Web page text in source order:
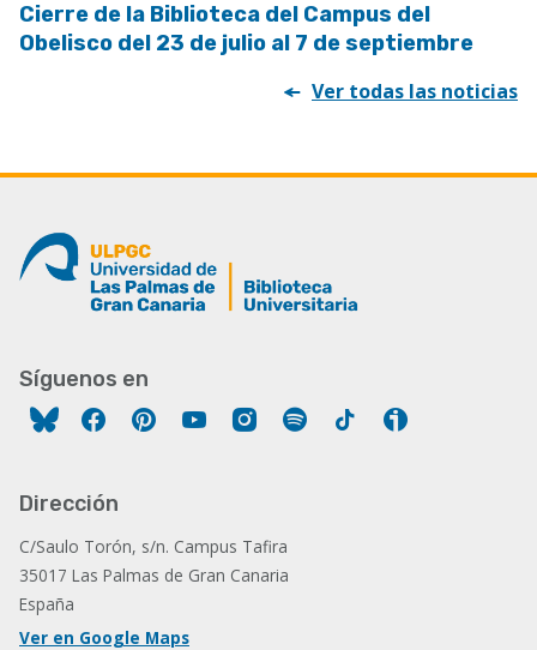
Cierre de la Biblioteca del Campus del
Obelisco del 23 de julio al 7 de septiembre
Ver todas las noticias
Síguenos en
FacebookPinterestYouTubeInstagram
Spotify Tiktok
Dirección
C/Saulo Torón, s/n. Campus Tafira
35017 Las Palmas de Gran Canaria
España
Ver en Google Maps